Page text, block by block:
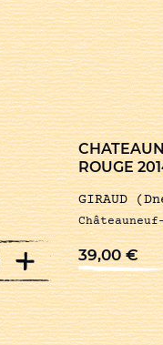
+
ROUGE
GIRAUD
39,00€